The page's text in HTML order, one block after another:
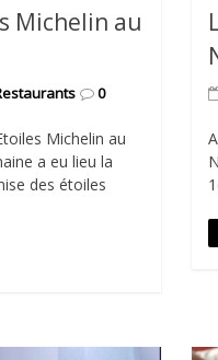
Michelin au
0
Michelin au
a eu lieu la
des étoiles